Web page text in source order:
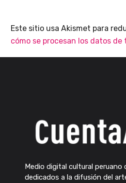
Este sitio usa Akismet para
cómo se procesan los datos
Medio digital cultural peruano
dedicados a la difusión del